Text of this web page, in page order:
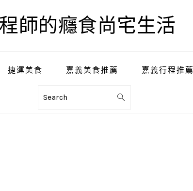
師的癮食尚宅生活
捷運美食 嘉義美食推薦 嘉義行程推薦
Search